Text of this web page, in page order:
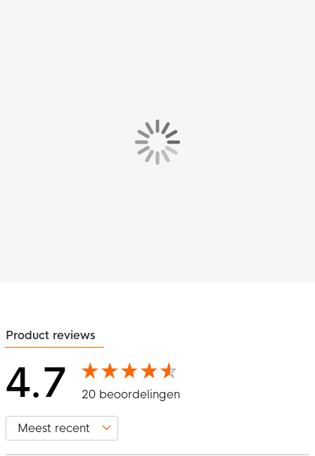
Product reviews
4.7 20 beoordelingen